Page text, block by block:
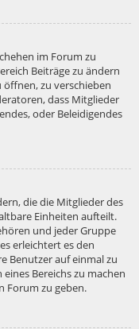
im Forum zu
Beiträge zu ändern
öffnen, zu verschieben
dass Mitglieder
oder Beleidigendes
die die Mitglieder des
Einheiten aufteilt.
und jeder Gruppe
erleichtert es den
Benutzer auf einmal zu
Bereichs zu machen
Forum zu geben.